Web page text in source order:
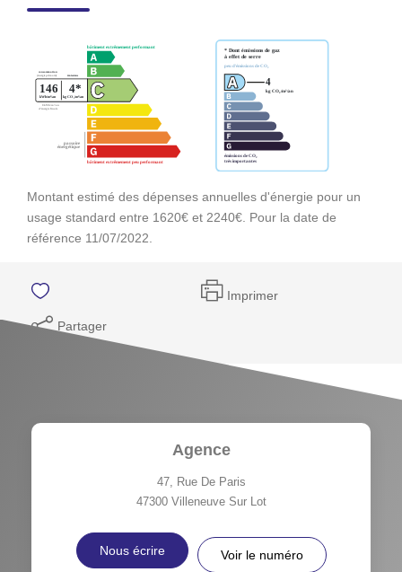
Montant estimé des dépenses annuelles d'énergie pour un
usage standard entre 1620€ et 2240€. Pour la date de
référence 11/07/2022.
Imprimer
Partager
Agence
47, Rue De Paris
47300 Villeneuve Sur Lot
Nous écrire Voir le numéro